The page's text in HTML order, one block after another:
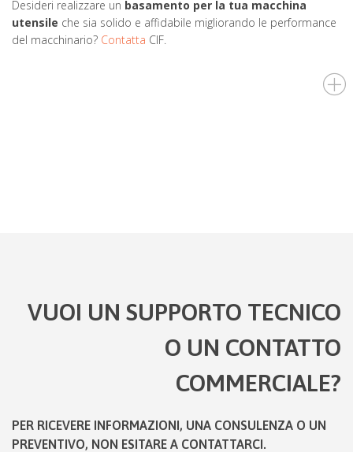
Desideri realizzare un basamento per la tua macchina
utensile che sia solido e affidabile migliorando le performance
del macchinario? Contatta CIF.
VUOI UN SUPPORTO TECNICO
O UN CONTATTO
COMMERCIALE?
PER RICEVERE INFORMAZIONI, UNA CONSULENZA O UN
PREVENTIVO, NON ESITARE A CONTATTARCI.